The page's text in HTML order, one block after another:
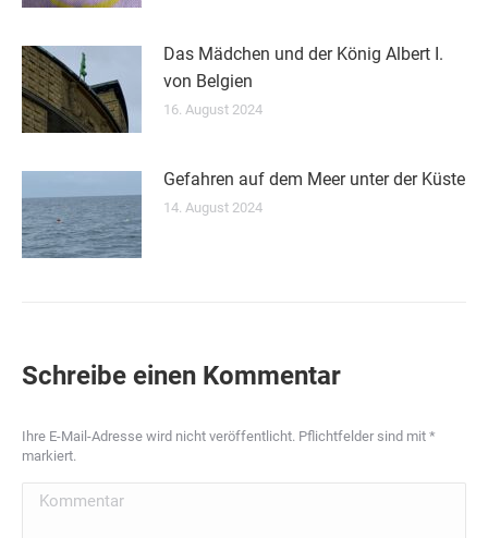
Das Mädchen und der König Albert I.
von Belgien
16. August 2024
Gefahren auf dem Meer unter der Küste
14. August 2024
Schreibe einen Kommentar
Ihre E-Mail-Adresse wird nicht veröffentlicht. Pflichtfelder sind mit *
markiert.
Kommentar